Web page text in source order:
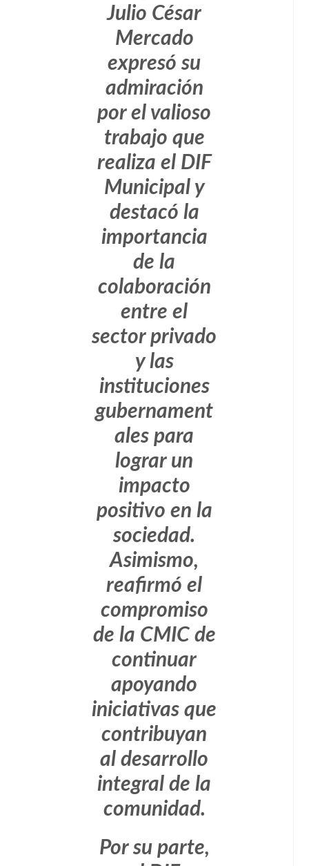
Julio César
Mercado
expresó su
admiración
por el valioso
trabajo que
realiza el DIF
Municipal y
destacó la
importancia
de la
colaboración
entre el
sector privado
y las
instituciones
gubernament
ales para
lograr un
impacto
positivo en la
sociedad.
Asimismo,
reafirmó el
compromiso
de la CMIC de
continuar
apoyando
iniciativas que
contribuyan
al desarrollo
integral de la
comunidad.
Por su parte,